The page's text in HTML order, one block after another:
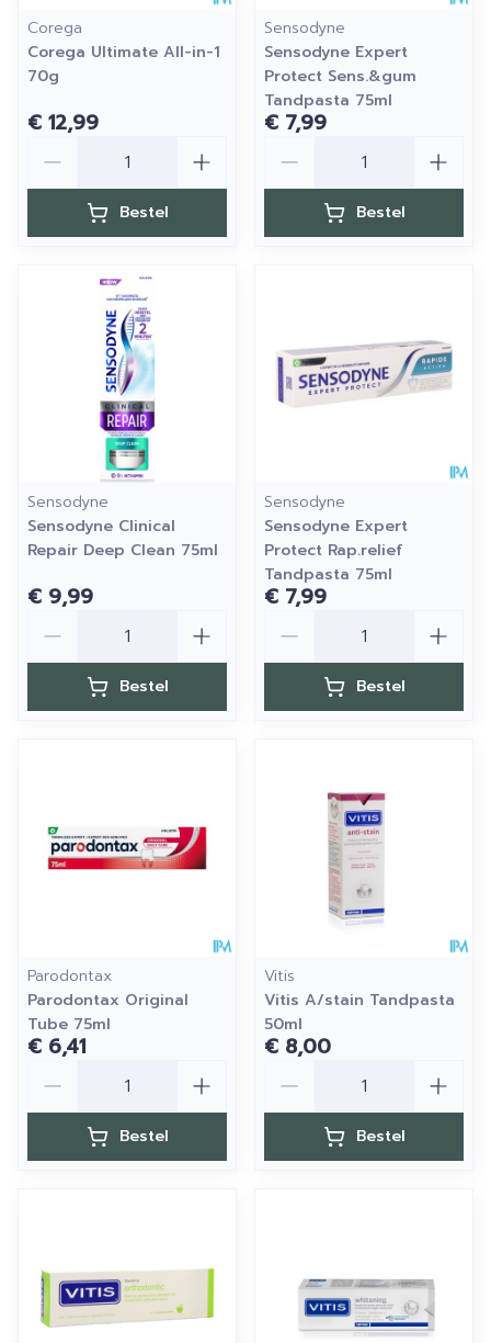
Corega
Corega Ultimate All-in-1
70g
€ 12,99
Bestel
Sensodyne
Sensodyne Expert
Protect Sens.&gum
Tandpasta 75ml
€ 7,99
Bestel
Sensodyne
Sensodyne Clinical
Repair Deep Clean 75ml
€ 9,99
Bestel
Sensodyne
Sensodyne Expert
Protect Rap.relief
Tandpasta 75ml
€ 7,99
Bestel
Parodontax
Parodontax Original
Tube 75ml
€ 6,41
Bestel
Vitis
Vitis A/stain Tandpasta
50ml
€ 8,00
Bestel